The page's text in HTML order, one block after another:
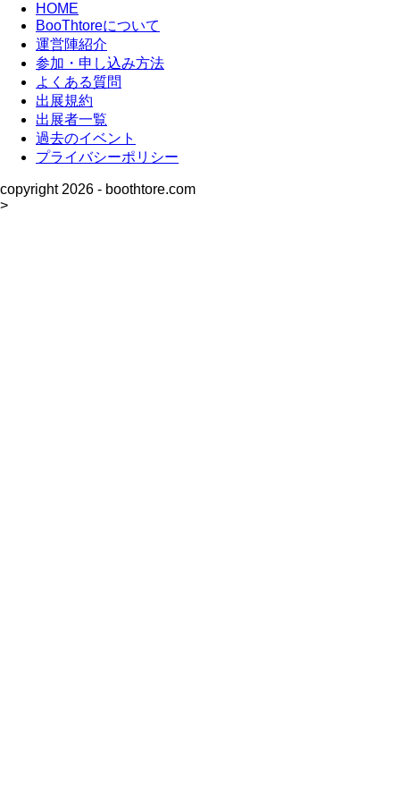
HOME
BooThtoreについて
運営陣紹介
参加・申し込み方法
よくある質問
出展規約
出展者一覧
過去のイベント
プライバシーポリシー
copyright2026 - boothtore.com
>